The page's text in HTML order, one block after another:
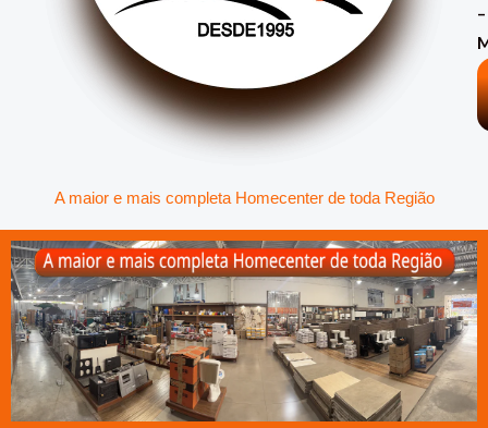
–
A maior e mais completa Homecenter de toda Região